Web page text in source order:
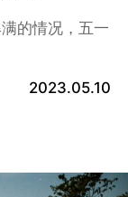
的情况，五一
2023.05.10